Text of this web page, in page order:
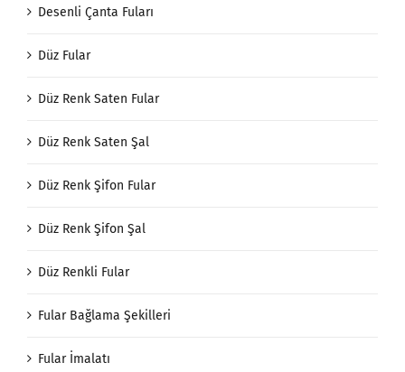
Desenli Çanta Fuları
Düz Fular
Düz Renk Saten Fular
Düz Renk Saten Şal
Düz Renk Şifon Fular
Düz Renk Şifon Şal
Düz Renkli Fular
Fular Bağlama Şekilleri
Fular İmalatı